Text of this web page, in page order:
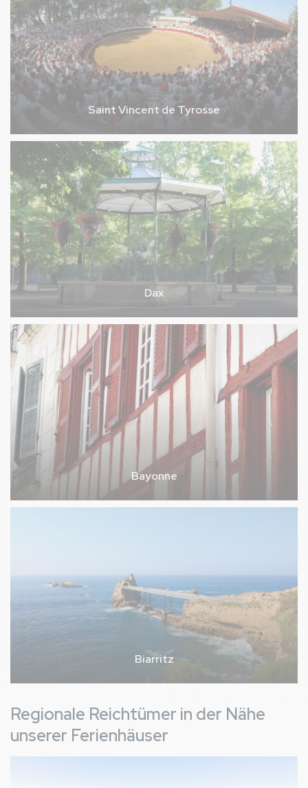
Saint Vincent de Tyrosse
Dax
Bayonne
Biarritz
Regionale Reichtümer in der Nähe
unserer Ferienhäuser